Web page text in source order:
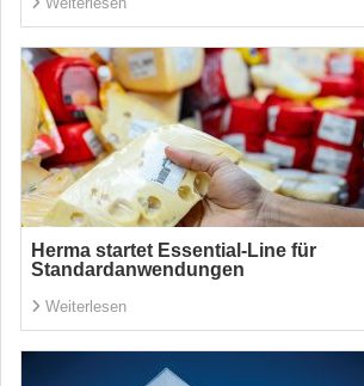
Herma startet Essential-Line für
Standardanwendungen
Weiterlesen